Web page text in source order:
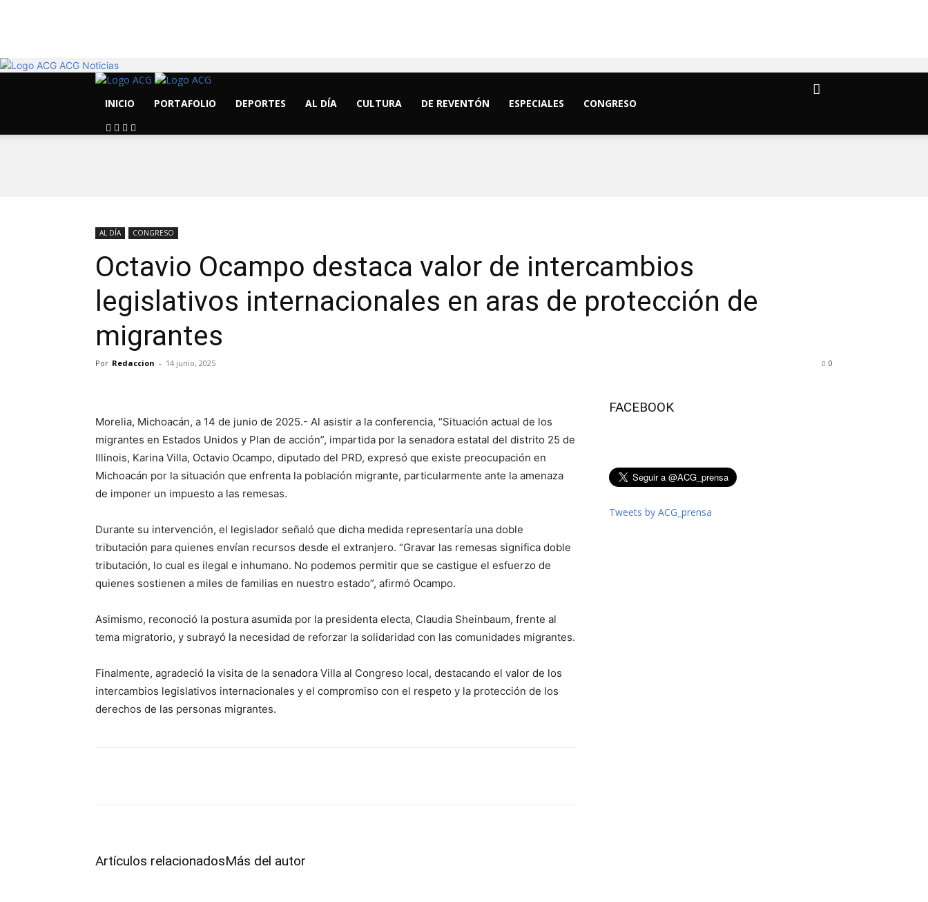
ACG Noticias
INICIO PORTAFOLIO DEPORTES AL DÍA CULTURA DE REVENTÓN ESPECIALES CONGRESO
AL DÍA CONGRESO
Octavio Ocampo destaca valor de intercambios
legislativos internacionales en aras de protección de
migrantes
Por Redaccion - 14 junio, 2025 0
Morelia, Michoacán, a 14 de junio de 2025.- Al asistir a la conferencia, “Situación actual de los
migrantes en Estados Unidos y Plan de acción”, impartida por la senadora estatal del distrito 25 de
Illinois, Karina Villa, Octavio Ocampo, diputado del PRD, expresó que existe preocupación en
Michoacán por la situación que enfrenta la población migrante, particularmente ante la amenaza
de imponer un impuesto a las remesas.
Durante su intervención, el legislador señaló que dicha medida representaría una doble
tributación para quienes envían recursos desde el extranjero. “Gravar las remesas significa doble
tributación, lo cual es ilegal e inhumano. No podemos permitir que se castigue el esfuerzo de
quienes sostienen a miles de familias en nuestro estado”, afirmó Ocampo.
Asimismo, reconoció la postura asumida por la presidenta electa, Claudia Sheinbaum, frente al
tema migratorio, y subrayó la necesidad de reforzar la solidaridad con las comunidades migrantes.
Finalmente, agradeció la visita de la senadora Villa al Congreso local, destacando el valor de los
intercambios legislativos internacionales y el compromiso con el respeto y la protección de los
derechos de las personas migrantes.
Artículos relacionadosMás del autor
FACEBOOK
Tweets by ACG_prensa